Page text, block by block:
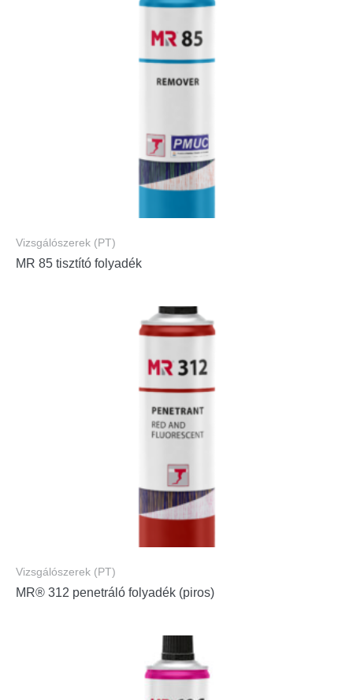
Vizsgálószerek (PT)
MR 85 tisztító folyadék
Vizsgálószerek (PT)
MR® 312 penetráló folyadék (piros)